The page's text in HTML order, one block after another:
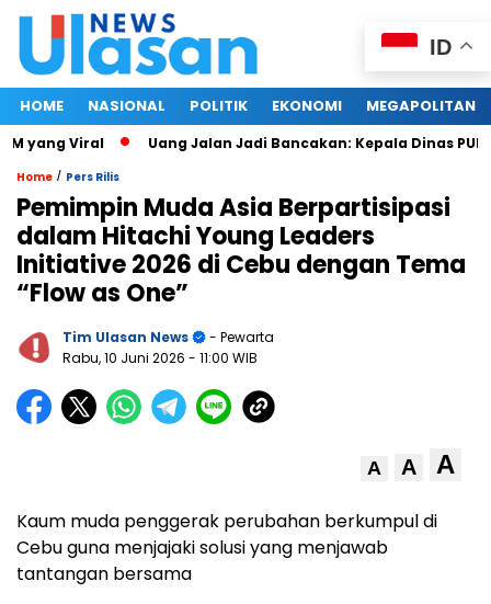
HOME NASIONAL POLITIK EKONOMI MEGAPOLITAN
Viral Uang Jalan Jadi Bancakan: Kepala Dinas PUPR
Home / Pers Rilis
Pemimpin Muda Asia Berpartisipasi
dalam Hitachi Young Leaders
Initiative 2026 di Cebu dengan Tema
“Flow as One”
Tim Ulasan News
- Pewarta
Rabu, 10 Juni 2026 - 11:00 WIB
A A A
Kaum muda penggerak perubahan berkumpul di
Cebu guna menjajaki solusi yang menjawab
tantangan bersama
ID